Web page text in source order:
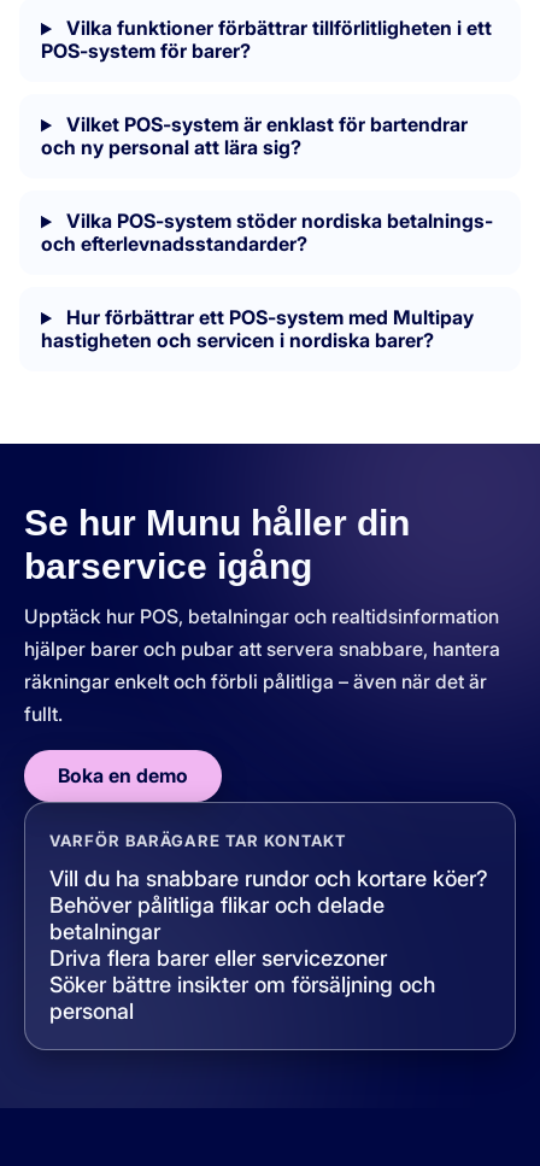
Vilka funktioner förbättrar tillförlitligheten i ett
POS-system för barer?
Vilket POS-system är enklast för bartendrar
och ny personal att lära sig?
Vilka POS-system stöder nordiska betalnings-
och efterlevnadsstandarder?
Hur förbättrar ett POS-system med Multipay
hastigheten och servicen i nordiska barer?
Se hur Munu håller din
barservice igång
Upptäck hur POS, betalningar och realtidsinformation
hjälper barer och pubar att servera snabbare, hantera
räkningar enkelt och förbli pålitliga – även när det är
fullt.
Boka en demo
VARFÖR BARÄGARE TAR KONTAKT
Vill du ha snabbare rundor och kortare köer?
Behöver pålitliga flikar och delade
betalningar
Driva flera barer eller servicezoner
Söker bättre insikter om försäljning och
personal